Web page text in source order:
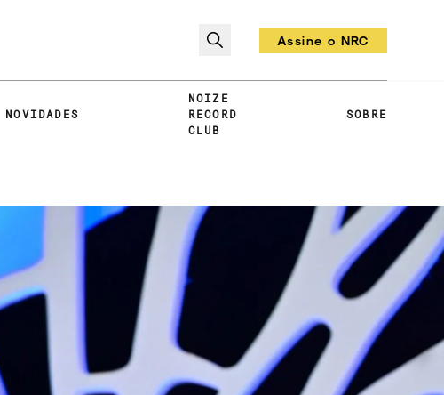
Assine o NRC
NOVIDADES
NOIZE
RECORD
CLUB
SOBRE